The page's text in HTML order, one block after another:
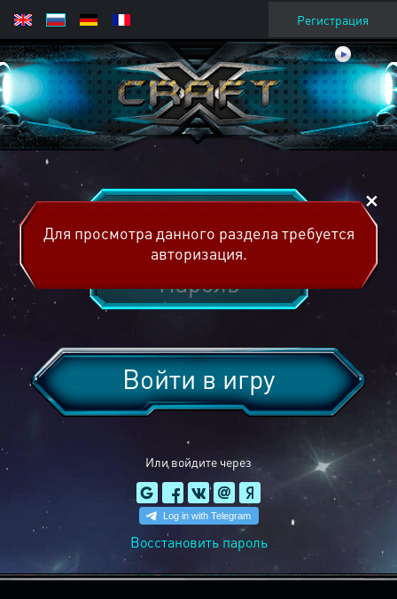
Регистрация
Или войдите через
Войти в игру
Восстановить пароль
Для просмотра данного раздела требуется
авторизация.